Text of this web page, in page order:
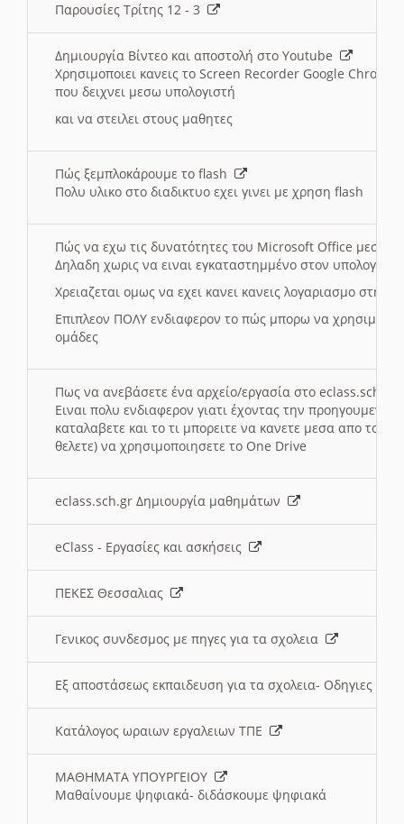
Παρουσίες Τρίτης 12 - 3
Δημιουργία Βίντεο και αποστολή στο Youtube
Χρησιμοποιει κανεις το Screen Recorder Google Chrome
που δειχνει μεσω υπολογιστή
και να στειλει στους μαθητες
Πώς ξεμπλοκάρουμε το flash
Πολυ υλικο στο διαδικτυο εχει γινει με χρηση flash
Πώς να εχω τις δυνατότητες του Microsoft Office μεσω
Δηλαδη χωρις να ειναι εγκαταστημμένο στον
Χρειαζεται ομως να εχει κανει κανεις λογαριασμο στη
Επιπλεον ΠΟΛΥ ενδιαφερον το πώς μπορω να
ομάδες
Πως να ανεβάσετε ένα αρχείο/εργασία στο eclass.sch.gr
Ειναι πολυ ενδιαφερον γιατι έχοντας την
καταλαβετε και το τι μπορειτε να κανετε μεσα απο το
θελετε) να χρησιμοποιησετε το One Drive
eclass.sch.gr Δημιουργία μαθημάτων
eClass - Εργασίες και ασκήσεις
ΠΕΚΕΣ Θεσσαλιας
Γενικος συνδεσμος με πηγες για τα σχολεια
Εξ αποστάσεως εκπαιδευση για τα σχολεια- Οδηγιες
Κατάλογος ωραιων εργαλειων ΤΠΕ
ΜΑΘΗΜΑΤΑ ΥΠΟΥΡΓΕΙΟΥ
Μαθαίνουμε ψηφιακά- διδάσκουμε ψηφιακά